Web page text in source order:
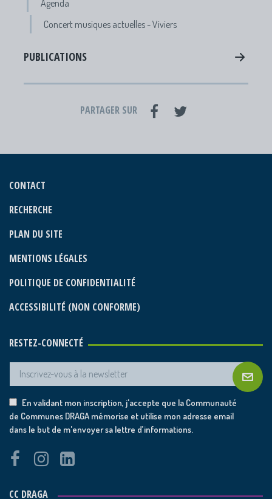
Agenda
Concert musiques actuelles - Viviers
PUBLICATIONS
PARTAGER SUR
CONTACT
RECHERCHE
PLAN DU SITE
MENTIONS LÉGALES
POLITIQUE DE CONFIDENTIALITÉ
ACCESSIBILITÉ (NON CONFORME)
RESTEZ-CONNECTÉ
En validant mon inscription, j'accepte que la Communauté
de Communes DRAGA mémorise et utilise mon adresse email
dans le but de m'envoyer sa lettre d’informations.
CC DRAGA